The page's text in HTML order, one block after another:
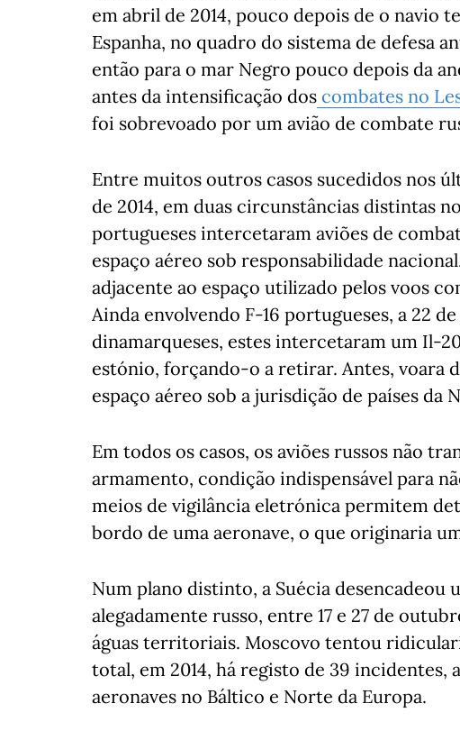
em abril de 2014, pouco depois de o navio
Espanha, no quadro do sistema de defesa
então para o mar Negro pouco depois da
antes da intensificação dos combates no
foi sobrevoado por um avião de combate
Entre muitos outros casos sucedidos nos
de 2014, em duas circunstâncias distintas
portugueses intercetaram aviões de
espaço aéreo sob responsabilidade
adjacente ao espaço utilizado pelos voos
Ainda envolvendo F-16 portugueses, a 22
dinamarqueses, estes intercetaram um Il-
estónio, forçando-o a retirar. Antes, voara
espaço aéreo sob a jurisdição de países da
Em todos os casos, os aviões russos não
armamento, condição indispensável para
meios de vigilância eletrónica permitem
bordo de uma aeronave, o que originaria
Num plano distinto, a Suécia desencadeou
alegadamente russo, entre 17 e 27 de
águas territoriais. Moscovo tentou
total, em 2014, há registo de 39
aeronaves no Báltico e Norte da Europa.